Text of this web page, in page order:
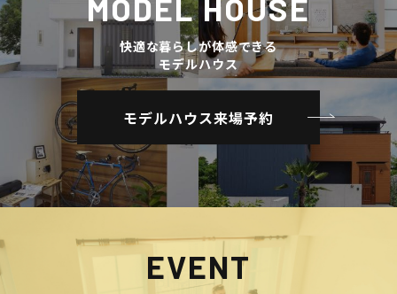
MODEL HOUSE
快適な暮らしが体感できる
モデルハウス
モデルハウス来場予約
EVENT